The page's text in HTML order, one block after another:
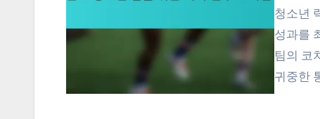
청소년 럭비에서 선수 포지션을 이해하는 것은 팀 전략과
성과를
팀의 코
귀중한